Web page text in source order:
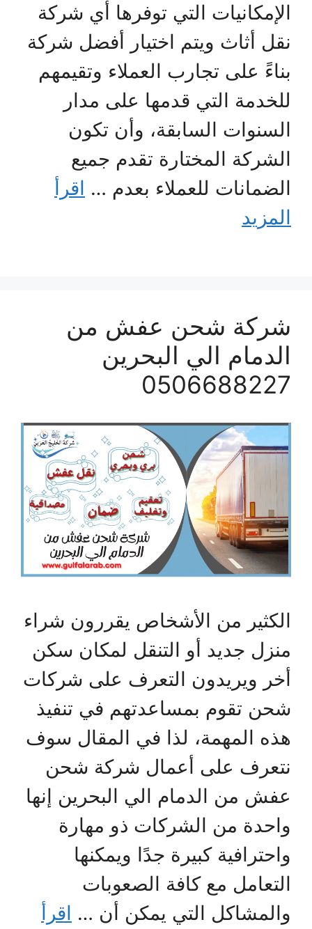
الإمكانيات التي توفرها أي شركة
نقل أثاث ويتم اختيار أفضل شركة
بناءً على تجارب العملاء وتقيمهم
للخدمة التي قدمها على مدار
السنوات السابقة، وأن تكون
الشركة المختارة تقدم جميع
الضمانات للعملاء بعدم … اقرأ
المزيد
شركة شحن عفش من
الدمام الي البحرين
0506688227
الكثير من الأشخاص يقررون شراء
منزل جديد أو التنقل لمكان سكن
أخر ويريدون التعرف على شركات
شحن تقوم بمساعدتهم في تنفيذ
هذه المهمة، لذا في المقال سوف
نتعرف على أعمال شركة شحن
عفش من الدمام الي البحرين إنها
واحدة من الشركات ذو مهارة
واحترافية كبيرة جدًا ويمكنها
التعامل مع كافة الصعوبات
والمشاكل التي يمكن أن … اقرأ